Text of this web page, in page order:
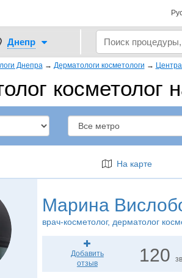
Днепр
Днепра → Дерматологи косметологи →
косметолог
На карте
Марина
врач-косметолог, дерматолог
Добавить
отзыв
120